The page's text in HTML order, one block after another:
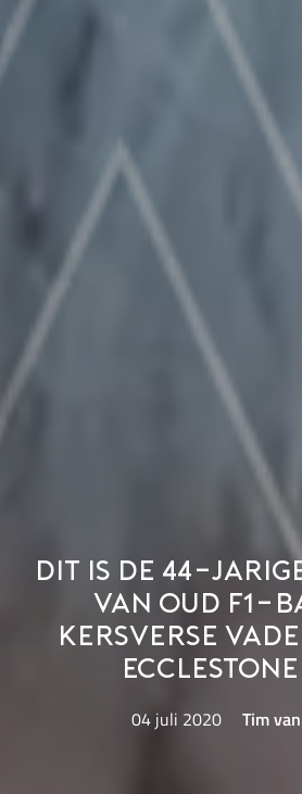
Dit is de 44-
van oud F1-
kersverse
Ecclestone
04 juli 2020 Tim